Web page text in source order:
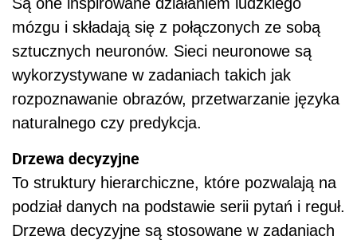
mózgu i składają się z połączonych ze sobą
sztucznych neuronów. Sieci neuronowe są
wykorzystywane w zadaniach takich jak
rozpoznawanie obrazów, przetwarzanie języka
naturalnego czy predykcja.
Drzewa decyzyjne
To struktury hierarchiczne, które pozwalają na
podział danych na podstawie serii pytań i reguł.
Drzewa decyzyjne są stosowane w zadaniach